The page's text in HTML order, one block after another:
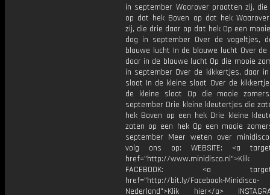
in september Waarover praatten zij,
op dat hek Boven op dat hek
zij, die drie daar op dat hek Op een
dag in september Over de vogeltjes,
blauwe lucht In de blauwe lucht Over de
daar in de blauwe lucht Op die mooie
in september Over de kikkertjes, daar
sloot In de kleine sloot Over de
de kleine sloot Op die mooie
september Drie kleine kleutertjes die
hek Boven op een hek Drie kleine
zaten op een hek Op een mooie
september Meer weten over
volg ons op: WEBSITE: <a
href="http://www.minidisco.nl">Klik
FACEBOOK: <a
href="http://bit.ly/Facebook-Minidisco-
Nederland">Klik hier</a>